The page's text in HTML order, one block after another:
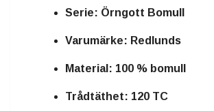
Serie: Örngott Bomull
Varumärke: Redlunds
Material: 100 % bomull
Trådtäthet: 120 TC